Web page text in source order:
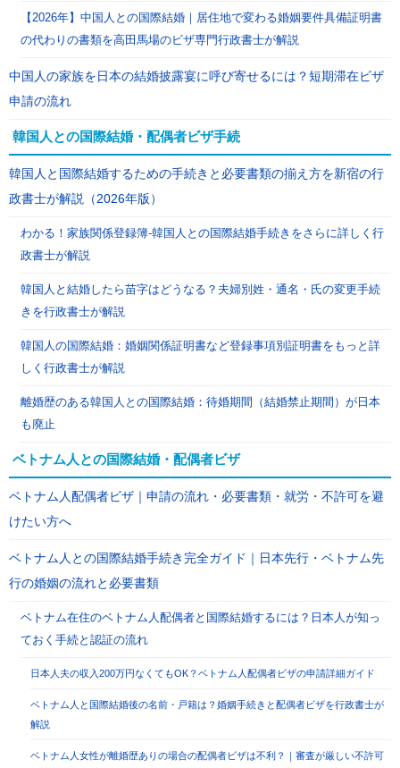
【2026年】中国人との国際結婚｜居住地で変わる婚姻要件具備証明書
の代わりの書類を高田馬場のビザ専門行政書士が解説
中国人の家族を日本の結婚披露宴に呼び寄せるには？短期滞在ビザ
申請の流れ
韓国人との国際結婚・配偶者ビザ手続
韓国人と国際結婚するための手続きと必要書類の揃え方を新宿の行
政書士が解説（2026年版）
わかる！家族関係登録簿-韓国人との国際結婚手続きをさらに詳しく行
政書士が解説
韓国人と結婚したら苗字はどうなる？夫婦別姓・通名・氏の変更手続
きを行政書士が解説
韓国人の国際結婚：婚姻関係証明書など登録事項別証明書をもっと詳
しく行政書士が解説
離婚歴のある韓国人との国際結婚：待婚期間（結婚禁止期間）が日本
も廃止
ベトナム人との国際結婚・配偶者ビザ
ベトナム人配偶者ビザ｜申請の流れ・必要書類・就労・不許可を避
けたい方へ
ベトナム人との国際結婚手続き完全ガイド｜日本先行・ベトナム先
行の婚姻の流れと必要書類
ベトナム在住のベトナム人配偶者と国際結婚するには？日本人が知っ
ておく手続と認証の流れ
日本人夫の収入200万円なくてもOK？ベトナム人配偶者ビザの申請詳細ガイド
ベトナム人と国際結婚後の名前・戸籍は？婚姻手続きと配偶者ビザを行政書士が
解説
ベトナム人女性が離婚歴ありの場合の配偶者ビザは不利？｜審査が厳しい不許可